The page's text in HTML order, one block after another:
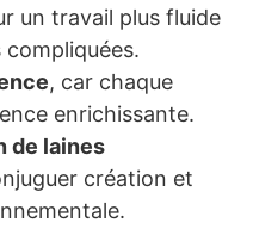
un travail plus fluide
, car chaque
enrichissante.
de laines
création et